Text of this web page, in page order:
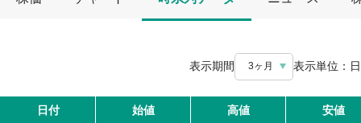
表示期間 3ヶ月 表示単位： 日
日付 始値 高値 安値